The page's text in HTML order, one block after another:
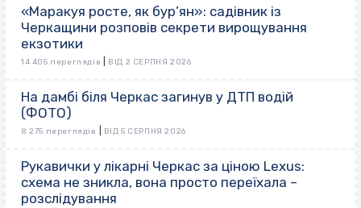
«Маракуя росте, як бур’ян»: садівник із
Черкащини розповів секрети вирощування
екзотики
14 405 переглядів ВІД 2 СЕРПНЯ 2026
На дамбі біля Черкас загинув у ДТП водій
(ФОТО)
8 275 переглядів ВІД 5 СЕРПНЯ 2026
Рукавички у лікарні Черкас за ціною Lexus:
схема не зникла, вона просто переїхала –
розслідування